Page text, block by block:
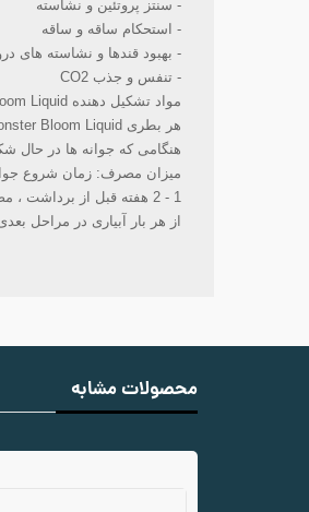
- سنتز پروتئین و نشاسته
- استحکام ساقه و ساقه
- بهبود قندها و نشاسته های
- تنفس و جذب CO2
مواد تشکیل دهنده Monster Bloom Liquid با کیفیت در نظر گرفته می شوند ، در حالی که بر حلالیت بالا و در دسترس بودن گیاه نیز تمرکز می کنند.
هر بطری Monster Bloom Liquid حاوی مواد مغذی است که گیاهان برای حمایت از گلهای فراوان به آن احتیاج دارند ، در حالی که دارای سطح پایینی از ناخالصی ها هستند.
هنگامی که جوانه ها در حال
میزان مصرف: زمان شروع
1 - 2 هفته قبل از برداشت ، مصرف را متوقف کنید. خاک/خاک بدون خاک/آب: 1 میلی لیتر در لیتر آب (3/4 قاشق چای خوری در هر گالن) مخلوط کنید.
از هر بار آبیاری در مراحل
محصولات مشابه